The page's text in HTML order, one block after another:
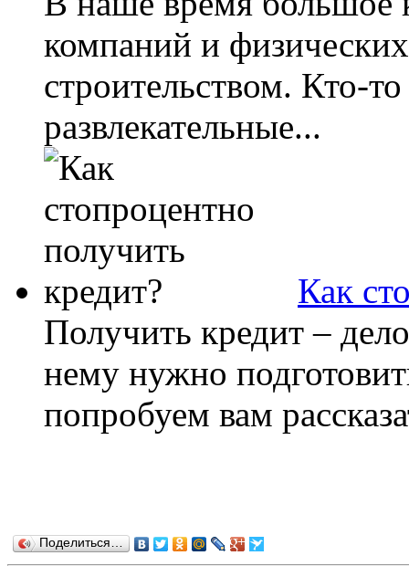
компаний и
строительством. Кто-
развлекательные...
Как
Получить кредит –
нему нужно
попробуем вам
Поделиться…